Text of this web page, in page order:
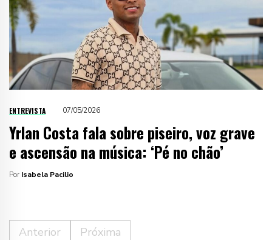
ENTREVISTA 07/05/2026
Yrlan Costa fala sobre piseiro, voz grave
e ascensão na música: ‘Pé no chão’
Por Isabela Pacilio
Anterior Próxima